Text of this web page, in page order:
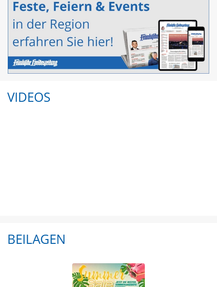
VIDEOS
BEILAGEN